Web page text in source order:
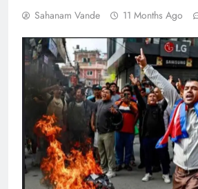
Sahanam Vande 11 Months Ago